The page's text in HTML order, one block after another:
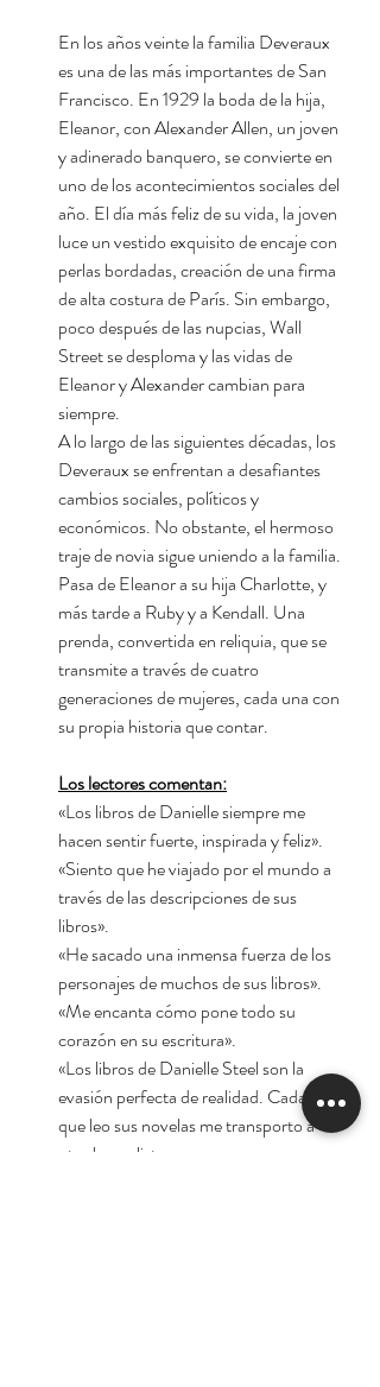
En los años veinte la familia Deveraux
es una de las más importantes de San
Francisco. En 1929 la boda de la hija,
Eleanor, con Alexander Allen, un joven
y adinerado banquero, se convierte en
uno de los acontecimientos sociales del
año. El día más feliz de su vida, la joven
luce un vestido exquisito de encaje con
perlas bordadas, creación de una firma
de alta costura de París. Sin embargo,
poco después de las nupcias, Wall
Street se desploma y las vidas de
Eleanor y Alexander cambian para
siempre.
A lo largo de las siguientes décadas, los
Deveraux se enfrentan a desafiantes
cambios sociales, políticos y
económicos. No obstante, el hermoso
traje de novia sigue uniendo a la familia.
Pasa de Eleanor a su hija Charlotte, y
más tarde a Ruby y a Kendall. Una
prenda, convertida en reliquia, que se
transmite a través de cuatro
generaciones de mujeres, cada una con
su propia historia que contar.
Los lectores comentan:
«Los libros de Danielle siempre me
hacen sentir fuerte, inspirada y feliz».
«Siento que he viajado por el mundo a
través de las descripciones de sus
libros».
«He sacado una inmensa fuerza de los
personajes de muchos de sus libros».
«Me encanta cómo pone todo su
corazón en su escritura».
«Los libros de Danielle Steel son la
evasión perfecta de realidad. Cada vez
que leo sus novelas me transporto a
otro lugar, lista para una nueva